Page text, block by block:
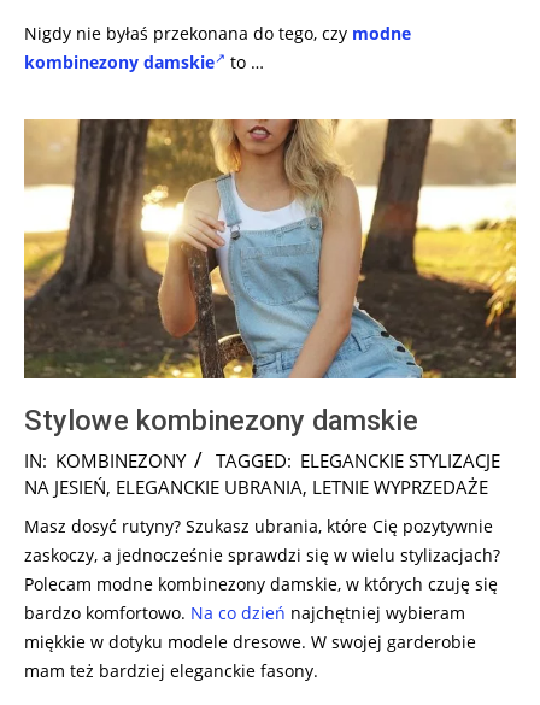
Nigdy nie byłaś przekonana do tego, czy modne
kombinezony damskie
to …
Stylowe kombinezony damskie
2024-
10-
IN: KOMBINEZONY TAGGED: ELEGANCKIE STYLIZACJE
NA JESIEŃ, ELEGANCKIE UBRANIA, LETNIE WYPRZEDAŻE
Masz dosyć rutyny? Szukasz ubrania, które Cię pozytywnie
zaskoczy, a jednocześnie sprawdzi się w wielu stylizacjach?
Polecam modne kombinezony damskie, w których czuję się
bardzo komfortowo. Na co dzień najchętniej wybieram
miękkie w dotyku modele dresowe. W swojej garderobie
mam też bardziej eleganckie fasony.